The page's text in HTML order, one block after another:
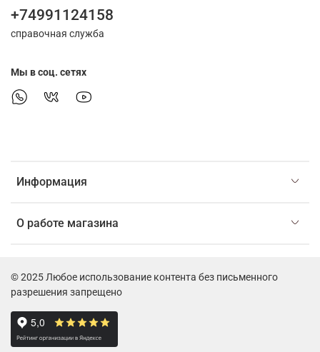
Информация
О работе магазина
+74991124158
справочная служба
Мы в соц. сетях
© 2025 Любое использование контента без письменного
разрешения запрещено